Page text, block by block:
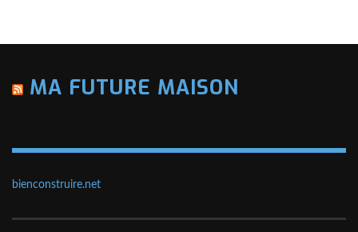
MA FUTURE MAISON
bienconstruire.net